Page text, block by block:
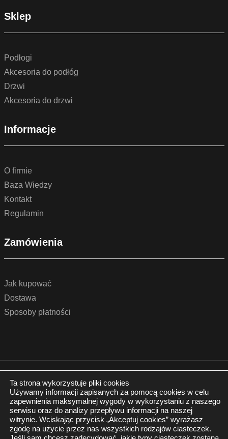
Sklep
Podłogi
Akcesoria do podłóg
Drzwi
Akcesoria do drzwi
Informacje
O firmie
Baza Wiedzy
Kontakt
Regulamin
Zamówienia
Jak kupować
Dostawa
Sposoby płatności
© 2022 by podlogidrzwi.eu
Wszystkie prawa zastrzeżone
Polityka prywatności
Realizacja:
Ta strona wykorzystuje pliki cookies
Używamy informacji zapisanych za pomocą cookies w celu
zapewnienia maksymalnej wygody w wykorzystaniu z naszego
serwisu oraz do analizy przepływu informacji na naszej
witrynie. Wciskając przycisk „Akceptuj cookies” wyrażasz
zgodę na użycie przez nas wszystkich rodzajów ciasteczek.